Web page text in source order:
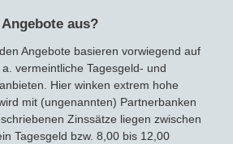
aus?
Angebote basieren vorwiegend auf
vermeintliche Tagesgeld- und
Hier winken extrem hohe
mit (ungenannten) Partnerbanken
Zinssätze liegen zwischen
Tagesgeld bzw. 8,00 bis 12,00